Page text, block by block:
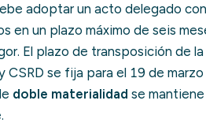
adoptar un acto delegado con
en un plazo máximo de seis
El plazo de transposición de la
se fija para el 19 de marzo
doble materialidad se mantiene